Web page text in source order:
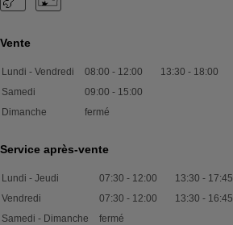
Vente
Lundi - Vendredi 08:00 - 12:00 13:30 - 18:00
Samedi
09:00 - 15:00
Dimanche
fermé
Service après-vente
Lundi - Jeudi 07:30 - 12:00 13:30 - 17:45
Vendredi
07:30 - 12:00 13:30 - 16:45
Samedi - Dimanche
fermé